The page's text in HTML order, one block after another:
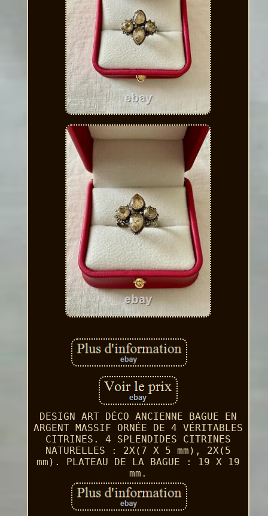
DESIGN ART DÉCO ANCIENNE BAGUE EN
ARGENT MASSIF ORNÉE DE 4 VÉRITABLES
CITRINES. 4 SPLENDIDES CITRINES
NATURELLES : 2X(7 X 5 mm), 2X(5
mm). PLATEAU DE LA BAGUE : 19 X 19
mm.